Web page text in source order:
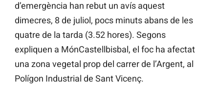
d’emergència han rebut un avís aquest
dimecres, 8 de juliol, pocs minuts abans de les
quatre de la tarda (3.52 hores). Segons
expliquen a MónCastellbisbal, el foc ha afectat
una zona vegetal prop del carrer de l’Argent, al
Polígon Industrial de Sant Vicenç.